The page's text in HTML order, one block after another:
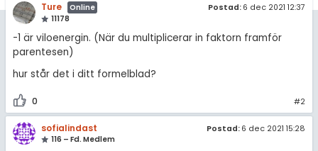
Ture
Online
11178
Postad: 6 dec 2021 12:37
-1 är viloenergin. (När du multiplicerar in faktorn framför
parentesen)
hur står det i ditt formelblad?
0 #2
sofialindast
116 – Fd. Medlem
Postad: 6 dec 2021 15:28
För lärare
5 inloggade
diskussioner